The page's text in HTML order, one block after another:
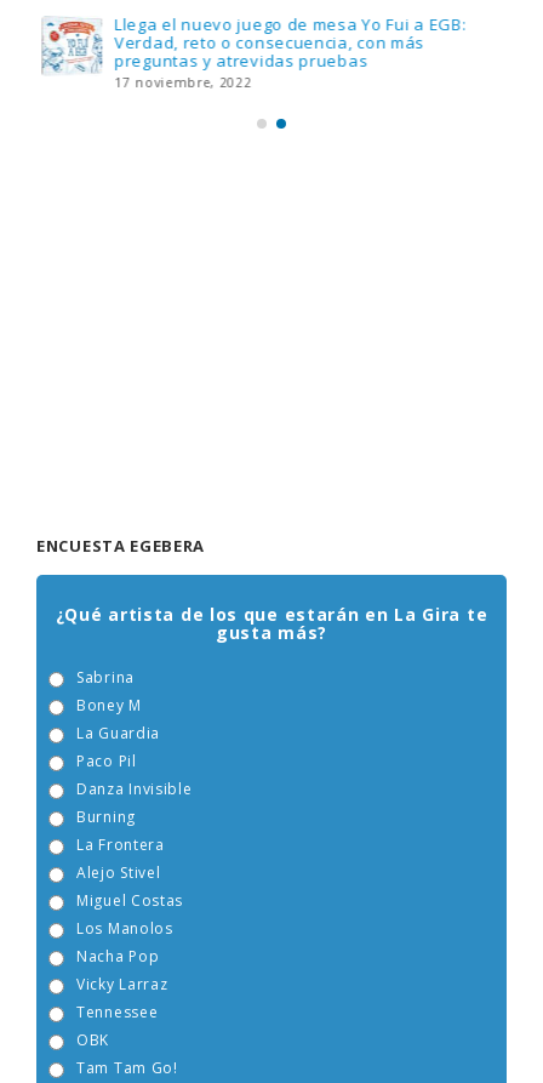
Llega el nuevo juego de mesa Yo Fui a EGB:
Verdad, reto o consecuencia, con más
preguntas y atrevidas pruebas
17 noviembre, 2022
ENCUESTA EGEBERA
¿Qué artista de los que estarán en La Gira te
gusta más?
Boney M
Burning
Alejo Stivel
Miguel Costas
Nacha Pop
Vicky Larraz